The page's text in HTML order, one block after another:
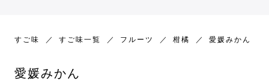
すご味 すご味一覧 フルーツ 柑橘 愛媛みかん
愛媛みかん